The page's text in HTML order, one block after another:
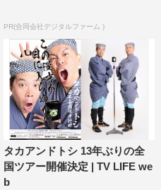
PR(合同会社デジタルファーム )
タカアンドトシ 13年ぶりの全
国ツアー開催決定 | TV LIFE we
b